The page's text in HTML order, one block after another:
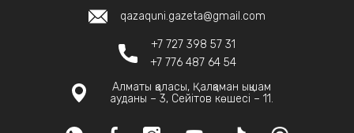
qazaquni.gazeta@gmail.com
+7 727 398 57 31
+7 776 487 64 54
Алматы қаласы, Қалқаман ықшам
ауданы – 3, Сейітов көшесі – 11.